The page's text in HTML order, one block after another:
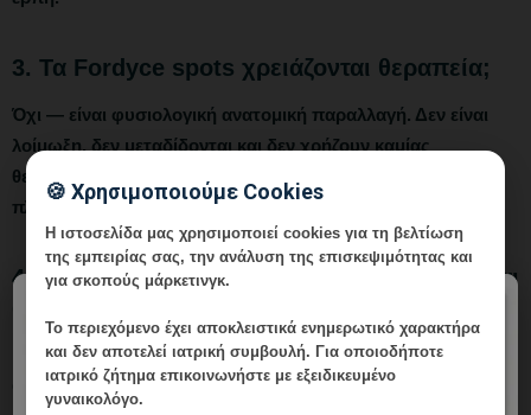
3. Τα Fordyce spots χρειάζονται θεραπεία;
Όχι — είναι φυσιολογική ανατομική παραλλαγή. Δεν είναι
λοίμωξη, δεν μεταδίδονται και δεν χρήζουν καμίας
θεραπείας. Εμφανίζονται σε μεγάλο ποσοστό του
πληθυσμού.
4. Αν η βλάβη υποχωρεί μόνη της, χρειάζεται
Ναι. Ακόμα και αν η βλάβη υποχωρεί, ο γιατρός πρέπει να
αξιολογήσει το αίτιο. Το molluscum υποχωρεί συχνά
🍪 Χρησιμοποιούμε Cookies
Η ιστοσελίδα μας χρησιμοποιεί cookies για τη βελτίωση
της εμπειρίας σας, την ανάλυση της επισκεψιμότητας και
για σκοπούς μάρκετινγκ.
Το περιεχόμενο έχειαποκλειστικά ενημερωτικό χαρακτήρα
και δεν αποτελεί ιατρική συμβουλή. Για οποιοδήποτε
ιατρικό ζήτημα επικοινωνήστε με εξειδικευμένο
γυναικολόγο.